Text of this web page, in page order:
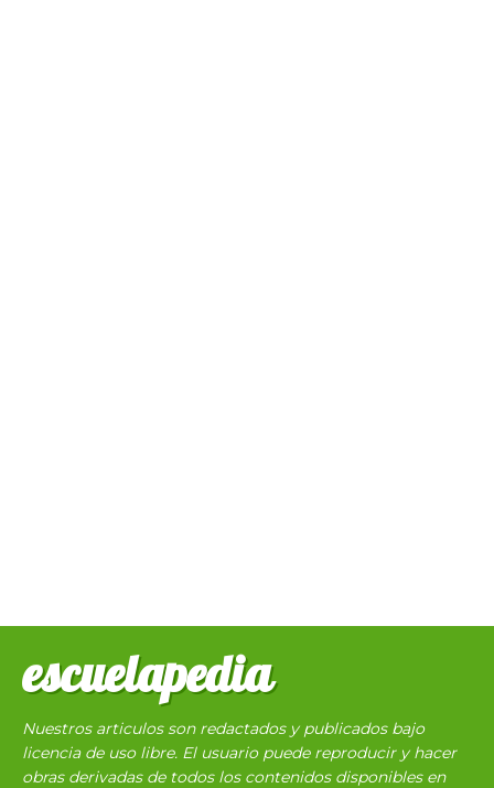
escuelapedia
Nuestros articulos son redactados y publicados bajo
licencia de uso libre. El usuario puede reproducir y hacer
obras derivadas de todos los contenidos disponibles en